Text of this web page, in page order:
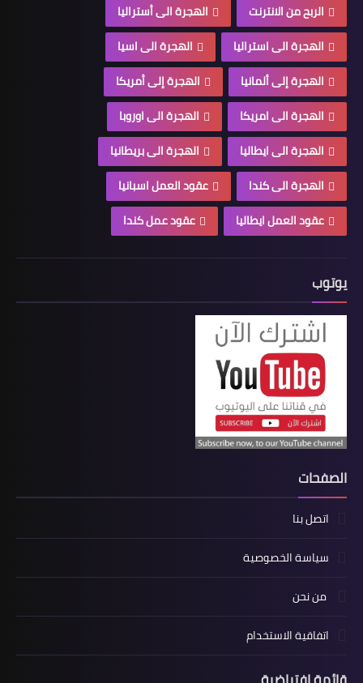
الربح من الانترنت
الهجرة الى أستراليا
الهجرة الى استراليا
الهجرة الى اسيا
الهجرة إلى ألمانيا
الهجرة إلى أمريكا
الهجرة الى امريكا
الهجرة الى اوروبا
الهجرة الى ايطاليا
الهجرة الى بريطانيا
الهجرة الى كندا
عقود العمل اسبانيا
عقود العمل ايطاليا
عقود عمل كندا
يوتوب
الصفحات
اتصل بنا
سياسة الخصوصية
من نحن
اتفاقية الاستخدام